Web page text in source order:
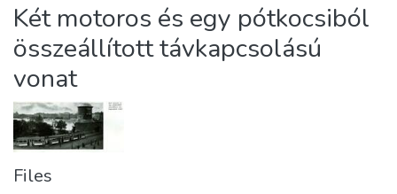
Statistics
About us
Két motoros és egy pótkocsiból
összeállított távkapcsolású
vonat
Files